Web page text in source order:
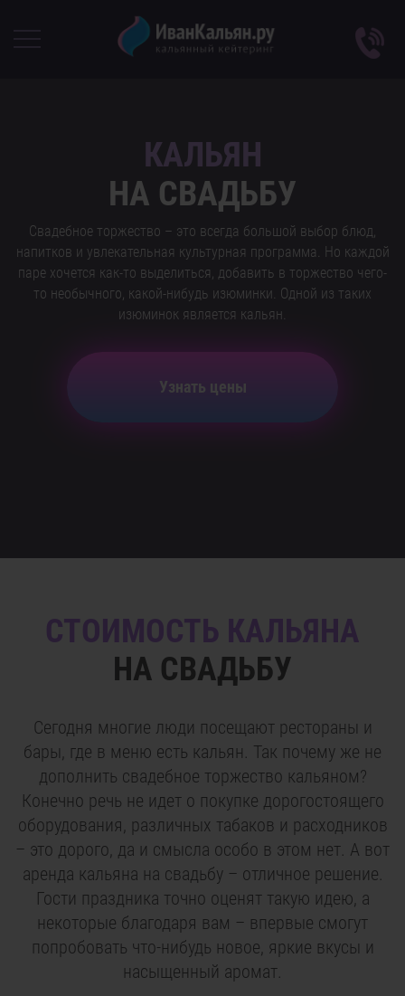
КАЛЬЯН
НА СВАДЬБУ
Свадебное торжество – это всегда большой выбор блюд,
напитков и увлекательная культурная программа. Но каждой
паре хочется как-то выделиться, добавить в торжество чего-
то необычного, какой-нибудь изюминки. Одной из таких
изюминок является кальян.
Узнать цены
СТОИМОСТЬ КАЛЬЯНА
НА СВАДЬБУ
Сегодня многие люди посещают рестораны и
бары, где в меню есть кальян. Так почему же не
дополнить свадебное торжество кальяном?
Конечно речь не идет о покупке дорогостоящего
оборудования, различных табаков и расходников
– это дорого, да и смысла особо в этом нет. А вот
аренда кальяна на свадьбу – отличное решение.
Гости праздника точно оценят такую идею, а
некоторые благодаря вам – впервые смогут
попробовать что-нибудь новое, яркие вкусы и
насыщенный аромат.